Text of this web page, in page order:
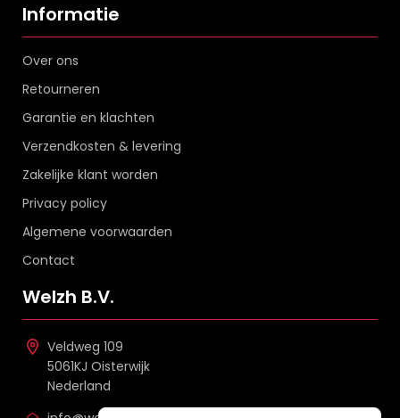
Informatie
Over ons
Retourneren
Garantie en klachten
Verzendkosten & levering
Zakelijke klant worden
Privacy policy
Algemene voorwaarden
Contact
Welzh B.V.
Veldweg 109
5061KJ Oisterwijk
Nederland